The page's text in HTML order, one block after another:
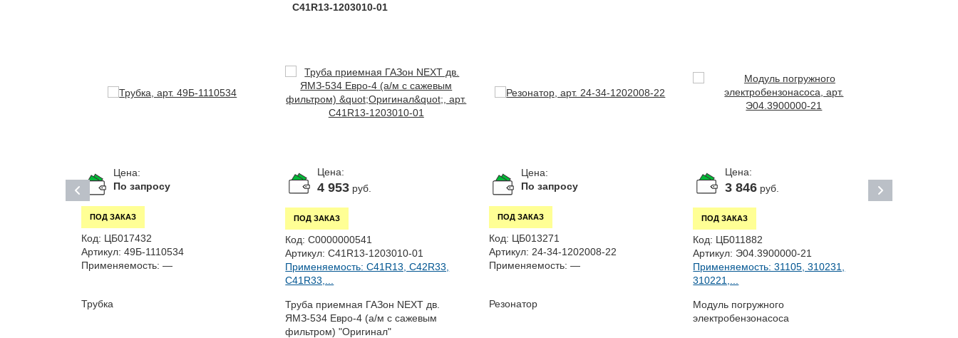
Цена:
По запросу
ПОД ЗАКАЗ
Код: ЦБ017432
Артикул: 49Б-1110534
Применяемость: —
Трубка
C41R13-1203010-01
Цена:
4 953 руб.
ПОД ЗАКАЗ
Код: С0000000541
Артикул: C41R13-1203010-01
Применяемость: C41R13, C42R33,
C41R33,...
Труба приемная ГАЗон NEXT дв.
ЯМЗ-534 Евро-4 (а/м с сажевым
фильтром) "Оригинал"
Цена:
По запросу
ПОД ЗАКАЗ
Код: ЦБ013271
Артикул: 24-34-1202008-22
Применяемость: —
Резонатор
Цена:
3 846 руб.
ПОД ЗАКАЗ
Код: ЦБ011882
Артикул: Э04.3900000-21
Применяемость: 31105, 310231,
310221,...
Модуль погружного
электробензонасоса